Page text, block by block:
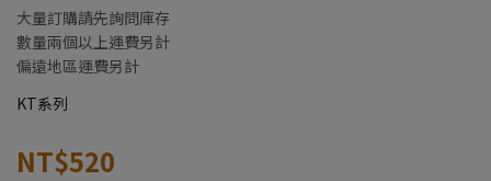
大量訂購請先詢問庫存
數量兩個以上運費另計
偏遠地區運費另計
KT系列
NT$520